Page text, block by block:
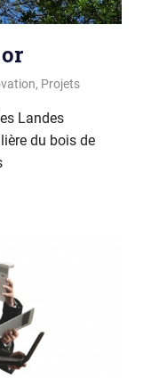
, Projets
Landes
du bois de